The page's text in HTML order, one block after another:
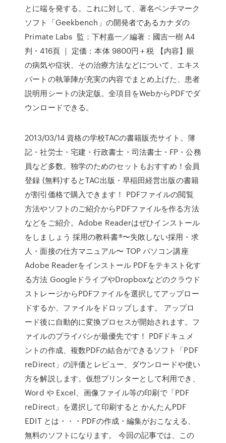
とに端を発する。これに対して、著名ベンチマーク
ソフト「Geekbench」の開発者であるカナダの
Primate Labs 監：下村嘉一／編著：國吉一樹 A4
判・416頁 ｜ 定価：本体 9800円＋税 【内容】眼
の病気や症状、その治療方法などについて、エキス
パートの執筆陣が充実の内容でまとめ上げた、患者
説明用シートの決定版。全項目をWebからPDFでダ
ウンロードできる。
2013/03/14 資格の学校TACの書籍販売サイト。簿
記・社労士・宅建・行政書士・司法書士・FP・公務
員など多数。独学のためのセットもおすすめ！会員
登録 (無料)するとTAC出版・早稲田経営出版の書籍
が割引価格で購入できます！ PDFファイルの閲覧
方法やソフトのご紹介からPDFファイルを作る方法
などをご紹介。Adobe Readerはぜひインストール
をしましょう 採用の教科書®〜失敗しない採用・求
人・面接の仕方マニュアル〜 TOP パソコン講座
Adobe Readerをインストール PDFをテキスト化す
る方法 GoogleドライブやDropboxなどのクラウド
ストレージからPDFファイルを選択してアップロー
ドするか、ファイルをドロップします。 アップロ
ード後に自動的に変換プロセスが開始されます。フ
ァイルのプライバシが最優先です！ PDFドキュメ
ントの作成、複数PDFの結合ができるソフト「PDF
reDirect」の評価とレビュー、ダウンロードや使い
方を解説します。仮想プリンターとして利用でき、
Word や Excel、画像ファイル等の印刷で「PDF
reDirect」を選択して印刷すると かんたんPDF
EDIT とは・・・PDFの作成・編集がおこなえる、
無料のソフトになります。 今回の記事では、この